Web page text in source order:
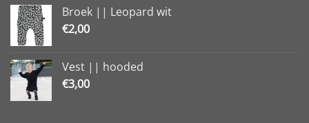
Broek || Leopard wit
€2,00
Vest || hooded
€3,00